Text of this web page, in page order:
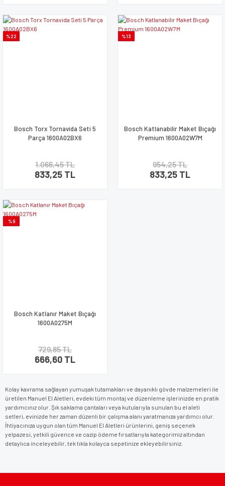
%22
Bosch Torx Tornavida Seti 5
Parça 1600A02BX6
1.066,45 TL
833,25 TL
%13
Bosch Katlanabilir Maket Bıçağı
Premium 1600A02W7M
954,25 TL
833,25 TL
%9
Bosch Katlanır Maket Bıçağı
1600A0275M
729,85 TL
666,60 TL
Kolay kavrama sağlayan yumuşak tutamakları ve dayanıklı gövde malzemeleri ile
üretilen Manuel El Aletleri, evdeki tüm montaj ve düzenleme işlerinizde en pratik
yardımcınız olur. Şık saklama çantaları veya kutularıyla sunulan bu el aleti
setleri, evinizde her zaman düzenli bir çalışma alanı yaratmanıza yardımcı olur.
İhtiyacınıza uygun olan tüm Manuel El Aletleri ürünlerini, geniş seçenek
yelpazesi, yetkili güvence ve cazip ödeme fırsatlarıyla kategorimiz altından
detaylıca inceleyebilir, tek tıkla kolayca sepetinize ekleyebilirsiniz.